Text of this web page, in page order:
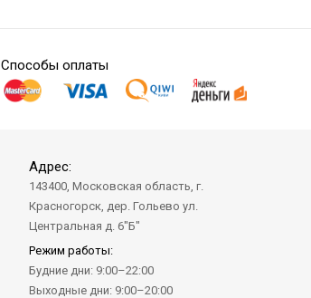
Способы оплаты
Адрес:
143400, Московская область, г.
Красногорск, дер. Гольево ул.
Центральная д. 6"Б"
Режим работы:
Будние дни: 9:00–22:00
Выходные дни: 9:00–20:00